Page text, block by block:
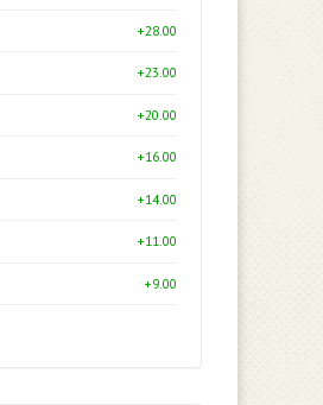
+28.00
+23.00
+20.00
+16.00
+14.00
+11.00
+9.00